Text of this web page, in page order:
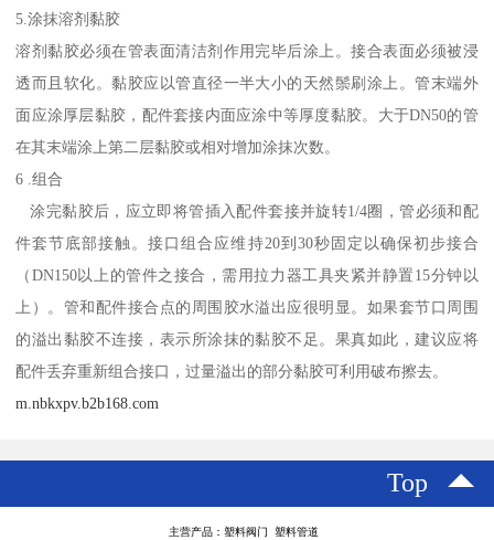
5.涂抹溶剂黏胶
溶剂黏胶必须在管表面清洁剂作用完毕后涂上。接合表面必须被浸
透而且软化。黏胶应以管直径一半大小的天然鬃刷涂上。管末端外
面应涂厚层黏胶，配件套接内面应涂中等厚度黏胶。大于DN50的管
在其末端涂上第二层黏胶或相对增加涂抹次数。
6 .组合
涂完黏胶后，应立即将管插入配件套接并旋转1/4圈，管必须和配
件套节底部接触。接口组合应维持20到30秒固定以确保初步接合
（DN150以上的管件之接合，需用拉力器工具夹紧并静置15分钟以
上）。管和配件接合点的周围胶水溢出应很明显。如果套节口周围
的溢出黏胶不连接，表示所涂抹的黏胶不足。果真如此，建议应将
配件丢弃重新组合接口，过量溢出的部分黏胶可利用破布擦去。
m.nbkxpv.b2b168.com
Top
主营产品：塑料阀门 塑料管道